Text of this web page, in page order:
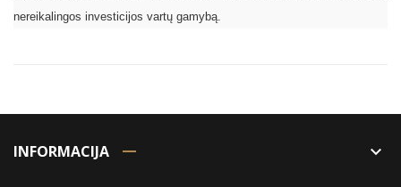
nereikalingos investicijos vartų gamybą.
INFORMACIJA keyboard_arrow_down